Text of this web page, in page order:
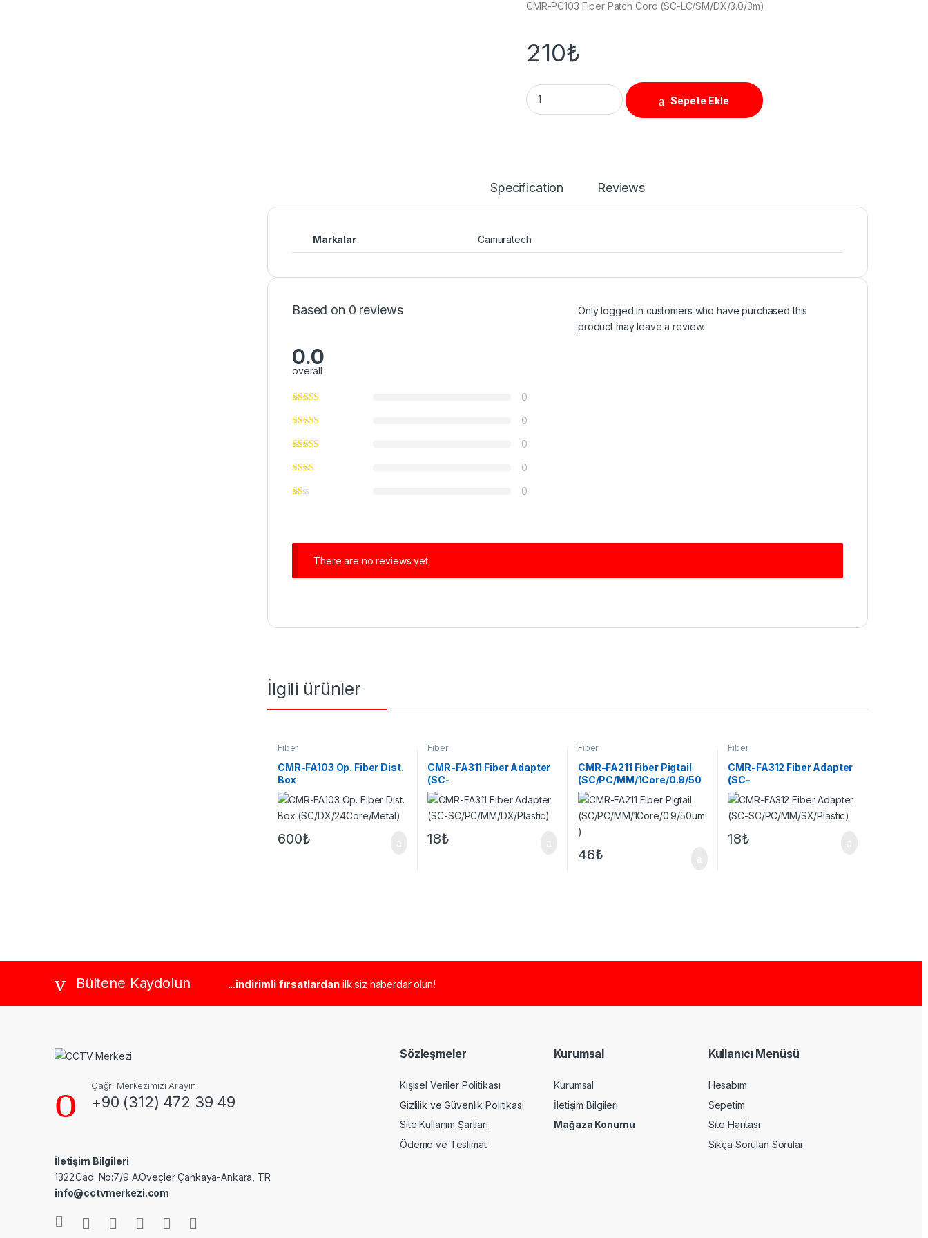
CMR-PC103 Fiber Patch Cord (SC-LC/SM/DX/3.0/3m)
210₺
CMR-PC103 Fiber Patch Cord (SC-LC/SM/DX/3.0/3m) quantity
Sepete Ekle
Specification Reviews
Markalar Camuratech
Based on 0 reviews
0.0
overall
0
0
0
0
0
Only logged in customers who have purchased this
product may leave a review.
There are no reviews yet.
İlgili ürünler
Fiber
CMR-FA103 Op. Fiber Dist.
Box
(SC/DX/24Core/Metal)
600₺
Fiber
CMR-FA311 Fiber Adapter
(SC-
SC/PC/MM/DX/Plastic)
18₺
Fiber
CMR-FA211 Fiber Pigtail
(SC/PC/MM/1Core/0.9/50
µm)
46₺
Fiber
CMR-FA312 Fiber Adapter
(SC-
SC/PC/MM/SX/Plastic)
18₺
Brands CarouselBültene Kaydolun ...indirimli fırsatlardan ilk siz haberdar olun!
Çağrı Merkezimizi Arayın
+90 (312) 472 39 49
İletişim Bilgileri
1322.Cad. No:7/9 A.Öveçler Çankaya-Ankara, TR
info@cctvmerkezi.com
Sözleşmeler
Kişisel Veriler Politikası
Gizlilik ve Güvenlik Politikası
Site Kullanım Şartları
Ödeme ve Teslimat
Kurumsal
Kurumsal
İletişim Bilgileri
Mağaza Konumu
Kullanıcı Menüsü
Hesabım
Sepetim
Site Haritası
Sıkça Sorulan Sorular